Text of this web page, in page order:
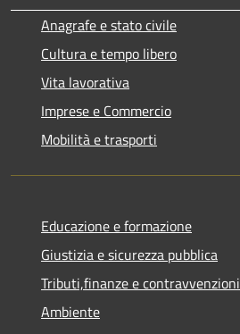
Anagrafe e stato civile
Cultura e tempo libero
Vita lavorativa
Imprese e Commercio
Mobilità e trasporti
Educazione e formazione
Giustizia e sicurezza pubblica
Tributi,finanze e contravvenzioni
Ambiente